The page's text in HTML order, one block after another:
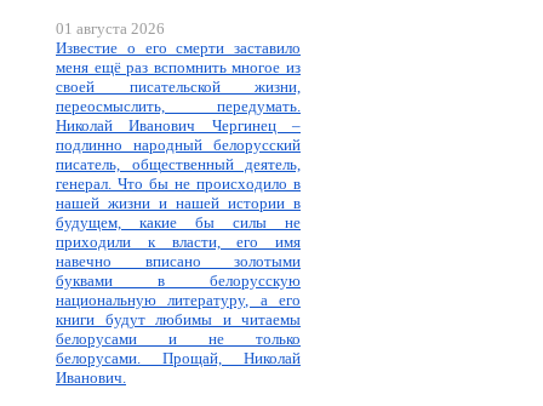
01 августа 2026
Известие о его смерти заставило
меня ещё раз вспомнить многое из
своей писательской жизни,
переосмыслить, передумать.
Николай Иванович Чергинец –
подлинно народный белорусский
писатель, общественный деятель,
генерал. Что бы не происходило в
нашей жизни и нашей истории в
будущем, какие бы силы не
приходили к власти, его имя
навечно вписано золотыми
буквами в белорусскую
национальную литературу, а его
книги будут любимы и читаемы
белорусами и не только
белорусами. Прощай, Николай
Иванович.